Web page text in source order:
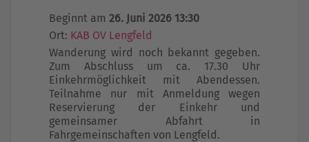
Beginnt am 26. Juni 2026 13:30
Ort: KAB OV Lengfeld
Wanderung wird noch bekannt gegeben.
Zum Abschluss um ca. 17.30 Uhr
Einkehrmöglichkeit mit Abendessen.
Teilnahme nur mit Anmeldung wegen
Reservierung der Einkehr und
gemeinsamer Abfahrt in
Fahrgemeinschaften von Lengfeld.